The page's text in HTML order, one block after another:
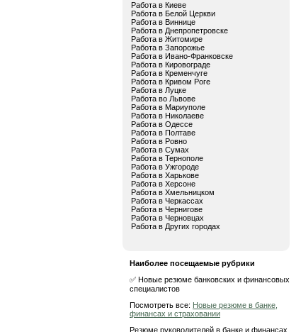
Работа в Киеве
Работа в Белой Церкви
Работа в Виннице
Работа в Днепропетровске
Работа в Житомире
Работа в Запорожье
Работа в Ивано-Франковске
Работа в Кировограде
Работа в Кременчуге
Работа в Кривом Роге
Работа в Луцке
Работа во Львове
Работа в Мариуполе
Работа в Николаеве
Работа в Одессе
Работа в Полтаве
Работа в Ровно
Работа в Сумах
Работа в Тернополе
Работа в Ужгороде
Работа в Харькове
Работа в Херсоне
Работа в Хмельницком
Работа в Черкассах
Работа в Чернигове
Работа в Черновцах
Работа в Других городах
Наиболее посещаемые рубрики
✅ Новые резюме банковских и финансовых
специалистов
Посмотреть все: Новые резюме в банке,
финансах и страховании
Резюме руководителей в банке и финансах